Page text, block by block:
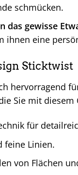
schmücken.
das gewisse
ihnen eine
Sticktwist
hervorragend
Sie mit
für
feine Linien.
von Flächen